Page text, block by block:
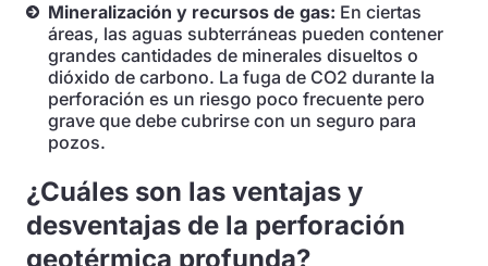
Mineralización y recursos de gas: En ciertas
áreas, las aguas subterráneas pueden contener
grandes cantidades de minerales disueltos o
dióxido de carbono. La fuga de CO2 durante la
perforación es un riesgo poco frecuente pero
grave que debe cubrirse con un seguro para
pozos.
¿Cuáles son las ventajas y
desventajas de la perforación
geotérmica profunda?